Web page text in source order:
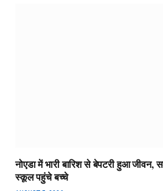
नोएडा में भारी बारिश से बेपटरी हुआ जीवन,
स्कूल पहुंचे बच्चे